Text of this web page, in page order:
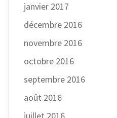
janvier 2017
décembre 2016
novembre 2016
octobre 2016
septembre 2016
août 2016